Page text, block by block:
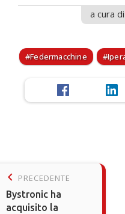
a cura di
Federmacchine
keyboard_arrow_left PRECEDENTE
Bystronic ha
acquisito la